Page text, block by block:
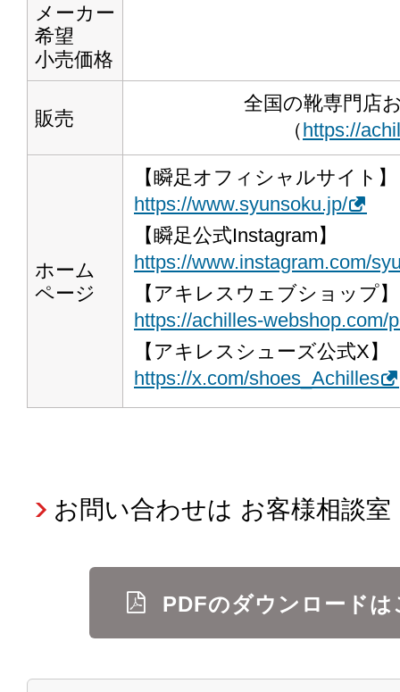
メーカー
希望
小売価格
販売
全国の靴専門店
（https://
ホーム
ページ
【瞬足オフィシャルサイト】
https://www.syunsoku.jp/
【瞬足公式Instagram】
https://www.instagram.com/
【アキレスウェブショップ】
https://achilles-webshop.com/
【アキレスシューズ公式X】
https://x.com/shoes_Achilles
お問い合わせは お客様相談室
PDFのダウンロードは